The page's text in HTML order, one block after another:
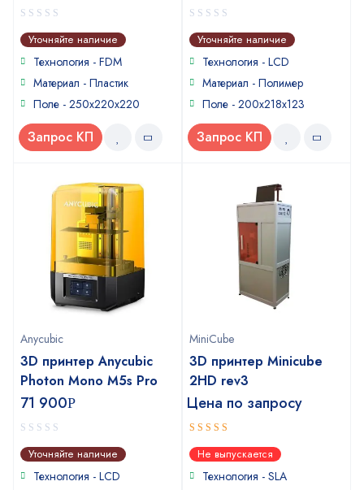
0
out
of
Уточняйте наличие
Технология - FDM
Материал - Пластик
Поле - 250x220x220
Запрос КП
0
out
of
Уточняйте наличие
Технология - LCD
Материал - Полимер
Поле - 200x218x123
Запрос КП
Anycubic
3D принтер Anycubic
Photon Mono M5s Pro
71 900Р
0
out
of
Уточняйте наличие
Технология - LCD
MiniCube
3D принтер Minicube
2HD rev3
Цена по запросу
5out of 5
Не выпускается
Технология - SLA